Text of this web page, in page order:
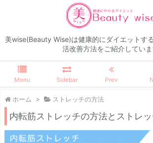
美wise(Beauty Wise)は健康的にダイエットす
活改善方法をご紹介してい
Menu Sidebar Prev
ホーム > ストレッチの方法
内転筋ストレッチの方法とストレ